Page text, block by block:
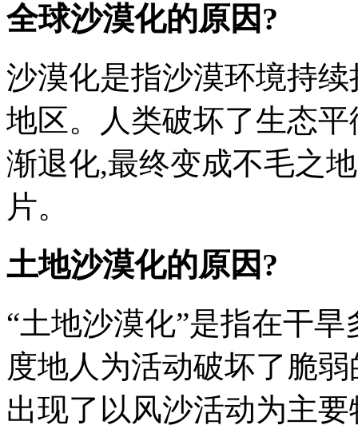
全球沙漠化的原因?
沙漠化是指沙漠环境持
地区。人类破坏了生态
渐退化,最终变成不毛之
片。
土地沙漠化的原因?
“土地沙漠化”是指在干
度地人为活动破坏了脆
出现了以风沙活动为主